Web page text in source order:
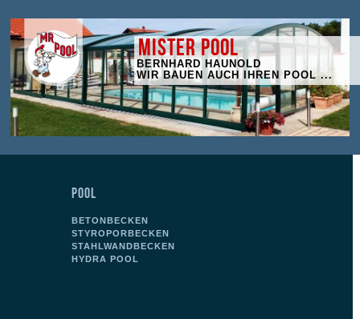
MISTER POOL
BERNHARD HAUNOLD
WIR BAUEN AUCH IHREN POOL ...
POOL
BETONBECKEN
STYROPORBECKEN
STAHLWANDBECKEN
HYDRA POOL